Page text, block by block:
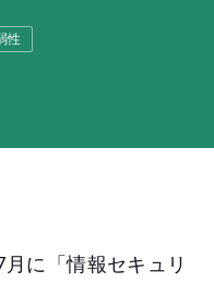
性
に「情報セキュリ